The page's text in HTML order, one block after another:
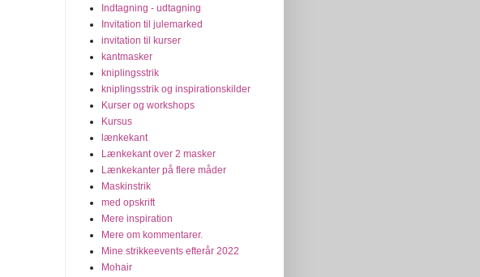
Indtagning - udtagning
Invitation til julemarked
invitation til kurser
kantmasker
kniplingsstrik
kniplingsstrik og inspirationskilder
Kurser og workshops
Kursus
lænkekant
Lænkekant over 2 masker
Lænkekanter på flere måder
Maskinstrik
med opskrift
Mere inspiration
Mere om kommentarer.
Mine strikkeevents efterår 2022
Mohair